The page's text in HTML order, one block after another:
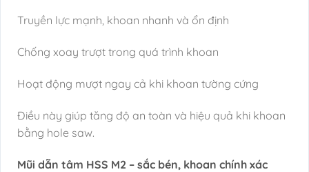
Truyền lực mạnh, khoan nhanh và ổn định
Chống xoay trượt trong quá trình khoan
Hoạt động mượt ngay cả khi khoan tường cứng
Điều này giúp tăng độ an toàn và hiệu quả khi khoan
bằng hole saw.
Mũi dẫn tâm HSS M2 – sắc bén, khoan chính xác